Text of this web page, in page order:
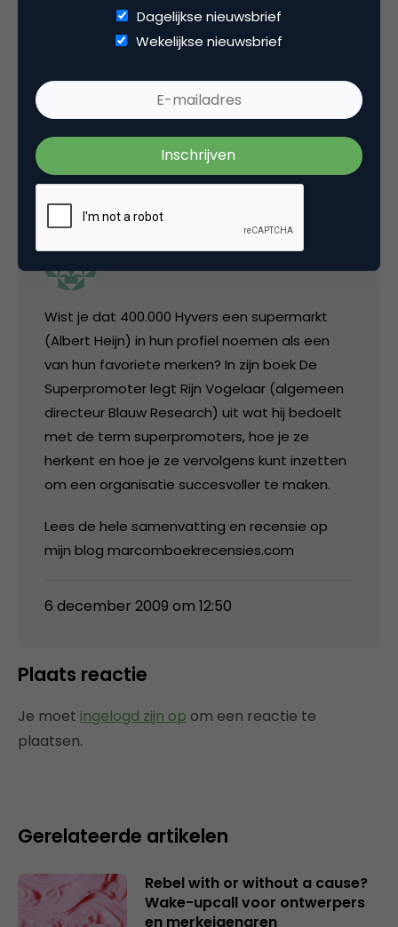
Barry de Waal
Klinkt gewoon als een vertaling van het boek
The Tipping Point.
25 november 2009 om 11:04
Wist je dat 400.000 Hyvers een supermarkt
(Albert Heijn) in hun profiel noemen als een
van hun favoriete merken? In zijn boek De
Superpromoter legt Rijn Vogelaar (algemeen
directeur Blauw Research) uit wat hij bedoelt
met de term superpromoters, hoe je ze
herkent en hoe je ze vervolgens kunt inzetten
om een organisatie succesvoller te maken.
Lees de hele samenvatting en recensie op
mijn blog marcomboekrecensies.com
6 december 2009 om 12:50
Plaats reactie
Je moet ingelogd zijn op om een reactie te
plaatsen.
Gerelateerde artikelen
Rebel with or without a cause?
Wake-upcall voor ontwerpers
en merkeigenaren
Dagelijkse nieuwsbrief
Wekelijkse nieuwsbrief